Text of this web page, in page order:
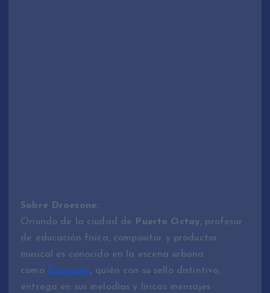
Sobre Droesone:
Oriundo de la ciudad de Puerto Octay, profesor
de educación física, compositor y productor
musical es conocido en la escena urbana
como Droesone, quién con su sello distintivo,
entrega en sus melodías y líricas mensajes